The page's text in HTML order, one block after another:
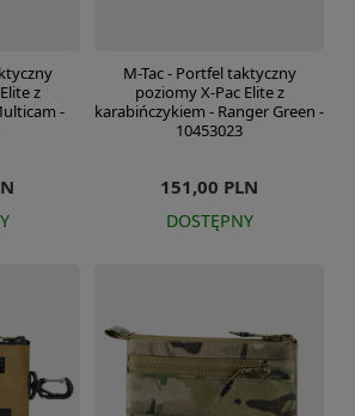
z
-
M-Tac - Portfel taktyczny
poziomy X-Pac Elite z
karabińczykiem - Ranger Green -
10453023
151,00 PLN
DOSTĘPNY